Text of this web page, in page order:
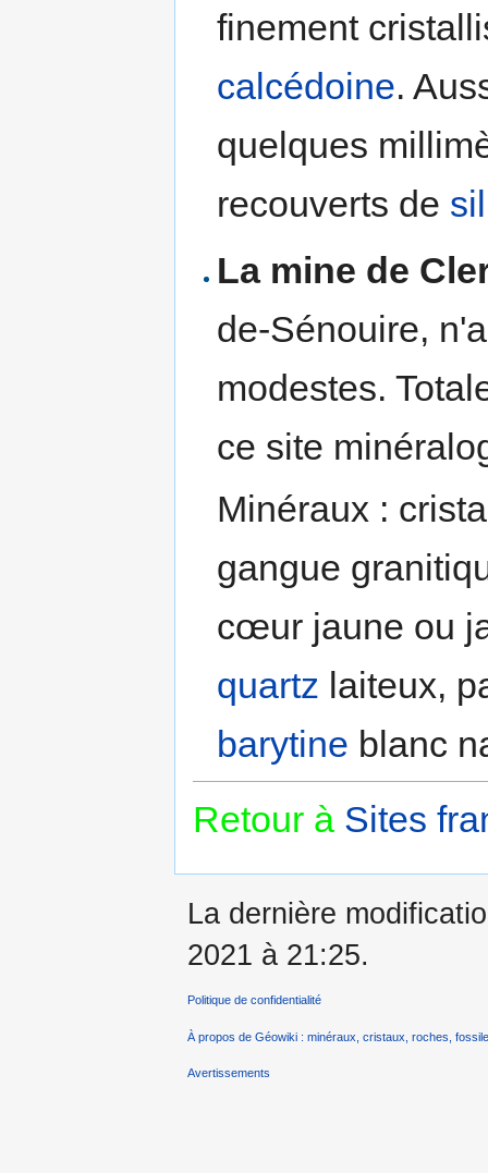
finement
calcédoine.
quelques
recouverts de
La mine de
de-Sénouire,
modestes.
ce site
Minéraux :
gangue
cœur jaune ou
quartz laiteux,
barytine blanc
Retour à Sites
La dernière
2021 à 21:25.
Politique de confidentialité
À propos de Géowiki : minéraux, cristaux, roches,
Avertissements